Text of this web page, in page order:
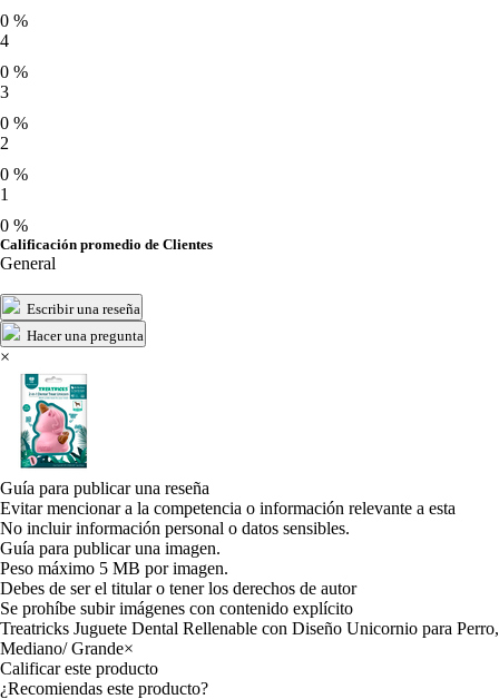
0 %
4
0 %
3
0 %
2
0 %
1
0 %
Calificación promedio de Clientes
General
Escribir una reseña
Hacer una pregunta
×
Guía para publicar una reseña
Evitar mencionar a la competencia o información relevante a esta
No incluir información personal o datos sensibles.
Guía para publicar una imagen.
Peso máximo 5 MB por imagen.
Debes de ser el titular o tener los derechos de autor
Se prohíbe subir imágenes con contenido explícito
Treatricks Juguete Dental Rellenable con Diseño Unicornio para Perro,
Mediano/ Grande×
Calificar este producto
Tu valoración
¿Recomiendas este producto?